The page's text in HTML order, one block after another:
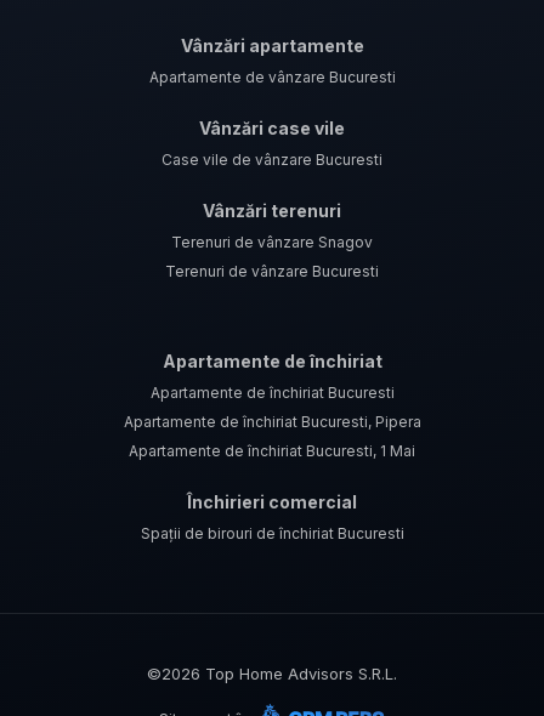
Vânzări apartamente
Apartamente de vânzare Bucuresti
Vânzări case vile
Case vile de vânzare Bucuresti
Vânzări terenuri
Terenuri de vânzare Snagov
Terenuri de vânzare Bucuresti
Apartamente de închiriat
Apartamente de închiriat Bucuresti
Apartamente de închiriat Bucuresti, Pipera
Apartamente de închiriat Bucuresti, 1 Mai
Închirieri comercial
Spații de birouri de închiriat Bucuresti
©2026 Top Home Advisors S.R.L.